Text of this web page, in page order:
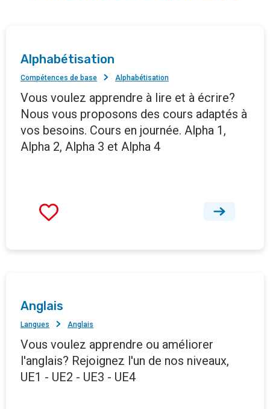
Alphabétisation
Compétences de base Alphabétisation
Vous voulez apprendre à lire et à écrire?
Nous vous proposons des cours adaptés à
vos besoins. Cours en journée. Alpha 1,
Alpha 2, Alpha 3 et Alpha 4
Anglais
Langues Anglais
Vous voulez apprendre ou améliorer
l'anglais? Rejoignez l'un de nos niveaux,
UE1 - UE2 - UE3 - UE4